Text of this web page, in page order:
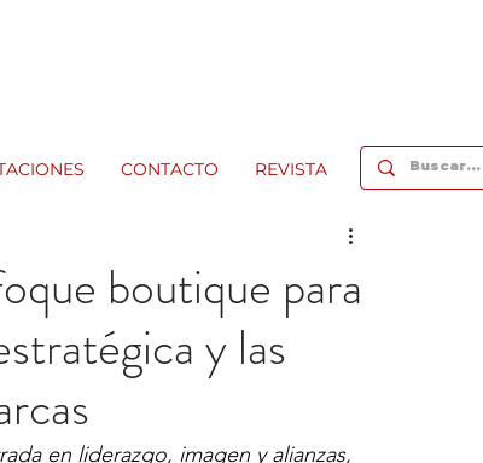
CONTACTO REVISTA
boutique para
y las
en liderazgo, imagen y alianzas,